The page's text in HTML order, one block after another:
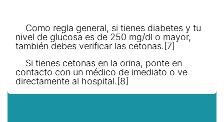
Como regla general, si tienes diabetes y tu
nivel de glucosa es de 250 mg/dl o mayor,
también debes verificar las cetonas.[7]
Si tienes cetonas en la orina, ponte en
contacto con un médico de imediato o ve
directamente al hospital.[8]